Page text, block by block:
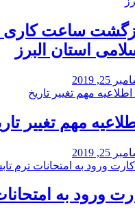
ساعت کاری
استان البرز
25, 2019
مهم تغییر
25, 2019
ورود به